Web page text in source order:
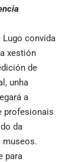
convida
xestión
de
unha
a
profesionais
da
museos.
para